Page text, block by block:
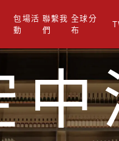
包場活
動
聯繫我
們
全球分
布